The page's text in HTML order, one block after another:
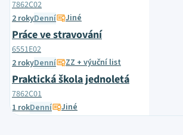
7862C02
2 rokyDenní Jiné
Práce ve stravování
6551E02
2 rokyDenní ZZ + výuční list
Praktická škola jednoletá
7862C01
1 rokDenní Jiné